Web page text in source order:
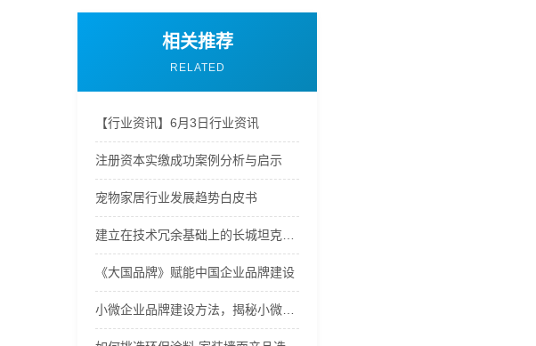
相关推荐
RELATED
【行业资讯】6月3日行业资讯
注册资本实缴成功案例分析与启示
宠物家居行业发展趋势白皮书
《大国品牌》赋能中国企业品牌建设